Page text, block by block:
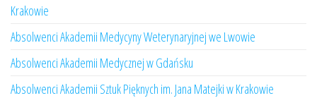
Krakowie
Absolwenci Akademii Medycyny Weterynaryjnej we Lwowie
Absolwenci Akademii Medycznej w Gdańsku
Absolwenci Akademii Sztuk Pięknych im. Jana Matejki w Krakowie